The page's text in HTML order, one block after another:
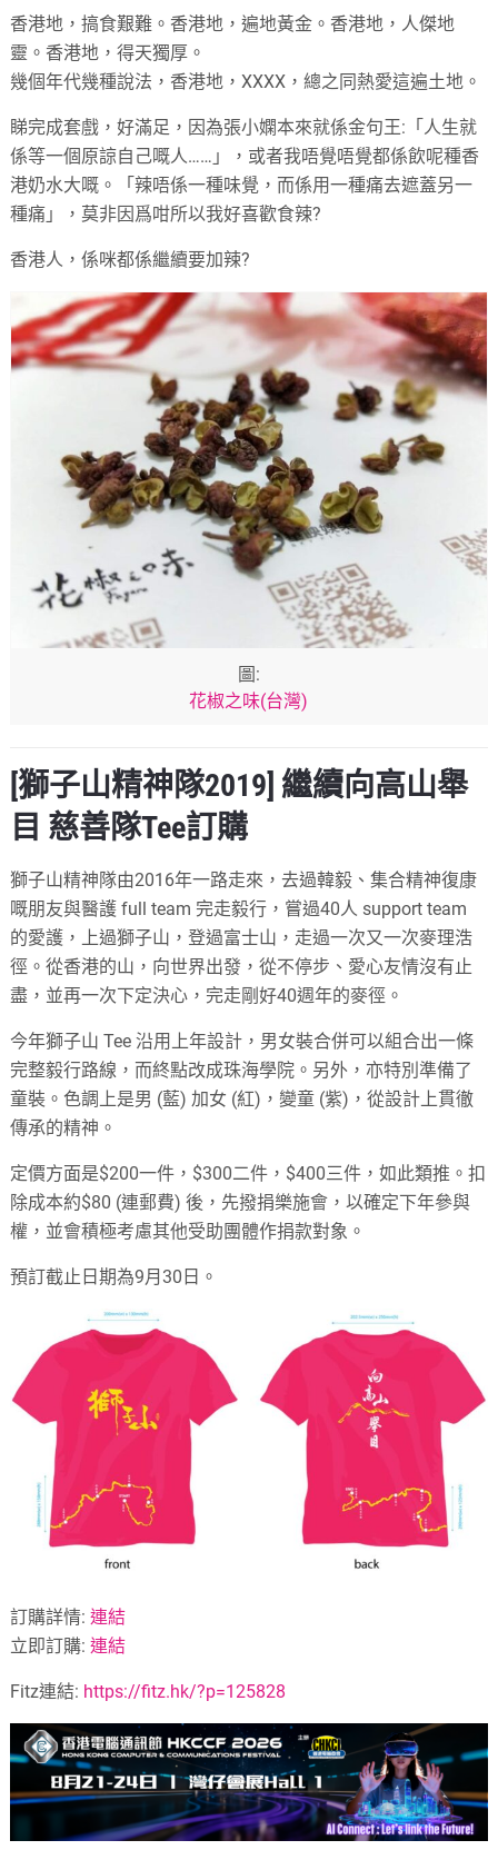
香港地，搞食艱難。香港地，遍地黃金。香港地，人傑地
靈。香港地，得天獨厚。
幾個年代幾種說法，香港地，XXXX，總之同熱愛這遍土地。
睇完成套戲，好滿足，因為張小嫻本來就係金句王:「人生就
係等一個原諒自己嘅人……」，或者我唔覺唔覺都係飲呢種香
港奶水大嘅。「辣唔係一種味覺，而係用一種痛去遮蓋另一
種痛」，莫非因爲咁所以我好喜歡食辣?
香港人，係咪都係繼續要加辣?
圖:
花椒之味(台灣)
[獅子山精神隊2019] 繼續向高山舉
目 慈善隊Tee訂購
獅子山精神隊由2016年一路走來，去過韓毅、集合精神復康
嘅朋友與醫護 full team 完走毅行，嘗過40人 support team
的愛護，上過獅子山，登過富士山，走過一次又一次麥理浩
徑。從香港的山，向世界出發，從不停步、愛心友情沒有止
盡，並再一次下定決心，完走剛好40週年的麥徑。
今年獅子山 Tee 沿用上年設計，男女裝合併可以組合出一條
完整毅行路線，而終點改成珠海學院。另外，亦特別準備了
童裝。色調上是男 (藍) 加女 (紅)，變童 (紫)，從設計上貫徹
傳承的精神。
定價方面是$200一件，$300二件，$400三件，如此類推。扣
除成本約$80 (連郵費) 後，先撥捐樂施會，以確定下年參與
權，並會積極考慮其他受助團體作捐款對象。
預訂截止日期為9月30日。
訂購詳情:連結
立即訂購:連結
Fitz連結: https://fitz.hk/?p=125828